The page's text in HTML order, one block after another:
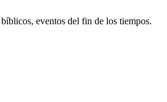
eventos del fin de los tiempos.